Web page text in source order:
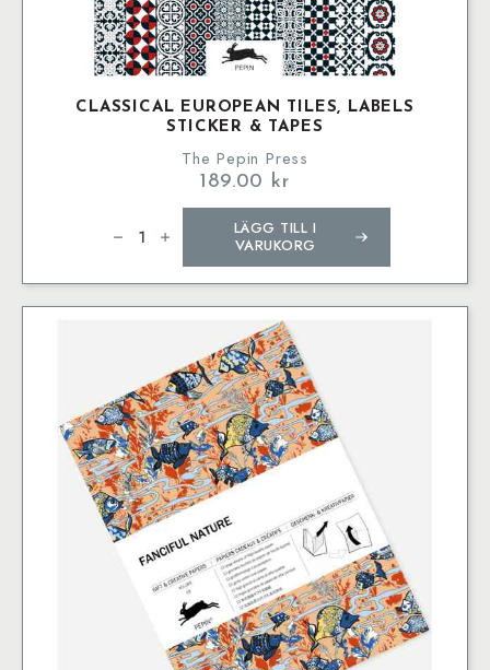
CLASSICAL EUROPEAN TILES, LABELS
STICKER & TAPES
The Pepin Press
189.00 kr
European
Tiles,
&
Tapes
LÄGG TILL I
VARUKORG